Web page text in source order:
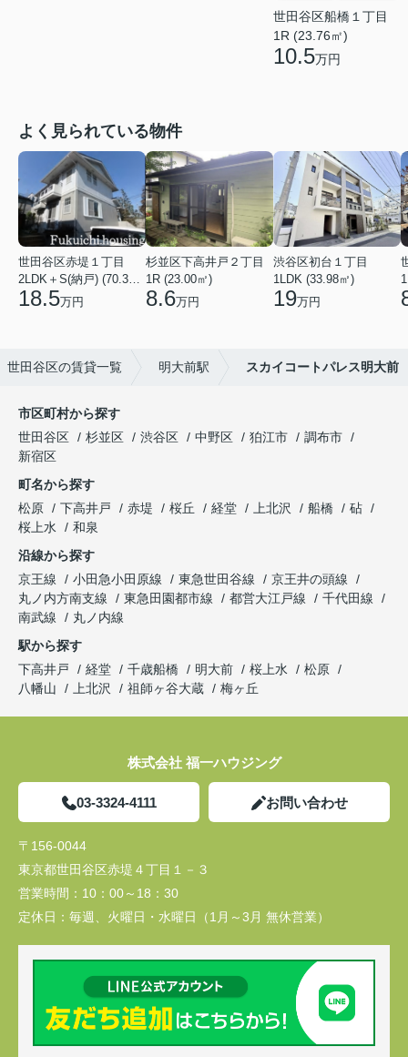
世田谷区船橋１丁目
1R (23.76㎡)
10.5万円
よく見られている物件
世田谷区赤堤１丁目
18.5万円
杉並区下高井戸２丁目
1R (23.00㎡)
8.6万円
渋谷区初台１丁目
1LDK (33.98㎡)
19万円
世田谷区の賃貸一覧 明大前駅 スカイコートパレス明大前
市区町村から探す
世田谷区
杉並区 渋谷区 中野区 狛江市
調布市
新宿区
町名から探す
松原
下高井戸 赤堤 桜丘 経堂 上北沢 船橋
砧
桜上水
和泉
沿線から探す
京王線
小田急小田原線 東急世田谷線
京王井の頭線
丸ノ内方南支線
東急田園都市線 都営大江戸線
千代田線
南武線
丸ノ内線
駅から探す
下高井戸
経堂 千歳船橋 明大前 桜上水
松原
八幡山
上北沢 祖師ヶ谷大蔵 梅ヶ丘
株式会社 福一ハウジング
03-3324-4111 お問い合わせ
〒156-0044
東京都世田谷区赤堤４丁目１－３
営業時間： 10：00～18：30
定休日： 毎週、火曜日・水曜日（1月～3月 無休営業）